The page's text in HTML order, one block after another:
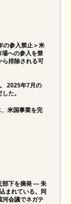
の参入禁止＞米
場への参入を禁
ら排除される可
2025年7月の
た。
米国事業を完
部下を摘発 ― 朱
まれている。同
河会議でネガテ